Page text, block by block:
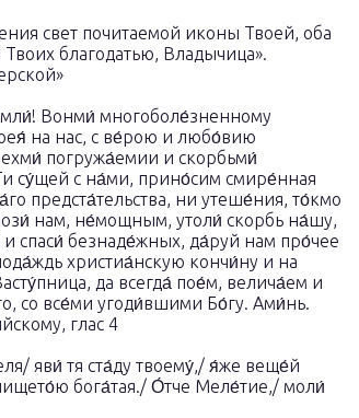
свет почитаемой иконы Твоей, оба
благодатью, Владычица».
Вонми́ многоболе́зненному
на нас, с ве́рою и любо́вию
погружа́емии и скорбьми́
су́щей с на́ми, прино́сим смире́нная
предста́тельства, ни утеше́ния, то́кмо
нам, не́мощным, утоли́ скорбь на́шу,
спаси́ безнаде́жных, да́руй нам про́чее
христиа́нскую кончи́ну и на
да всегда́ пое́м, велича́ем и
со все́ми угоди́вшими Бо́гу. Ами́нь.
глас 4
яви́ тя ста́ду твоему́,/ я́же веще́й
бога́тая./ О́тче Меле́тие,/ моли́